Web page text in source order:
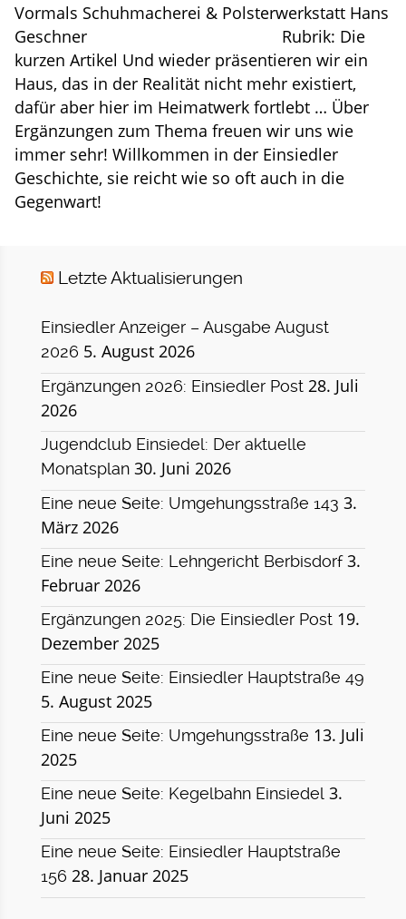
Vormals Schuhmacherei & Polsterwerkstatt Hans
Geschner Rubrik: Die
kurzen Artikel Und wieder präsentieren wir ein
Haus, das in der Realität nicht mehr existiert,
dafür aber hier im Heimatwerk fortlebt … Über
Ergänzungen zum Thema freuen wir uns wie
immer sehr! Willkommen in der Einsiedler
Geschichte, sie reicht wie so oft auch in die
Gegenwart!
Letzte Aktualisierungen
Einsiedler Anzeiger – Ausgabe August
2026 5. August 2026
Ergänzungen 2026: Einsiedler Post 28. Juli
2026
Jugendclub Einsiedel: Der aktuelle
Monatsplan 30. Juni 2026
Eine neue Seite: Umgehungsstraße 143 3.
März 2026
Eine neue Seite: Lehngericht Berbisdorf 3.
Februar 2026
Ergänzungen 2025: Die Einsiedler Post 19.
Dezember 2025
Eine neue Seite: Einsiedler Hauptstraße 49
5. August 2025
Eine neue Seite: Umgehungsstraße 13. Juli
2025
Eine neue Seite: Kegelbahn Einsiedel 3.
Juni 2025
Eine neue Seite: Einsiedler Hauptstraße
156 28. Januar 2025